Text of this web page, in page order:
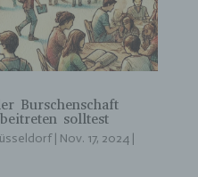
Burschenschaft
solltest
| Nov. 17, 2024|